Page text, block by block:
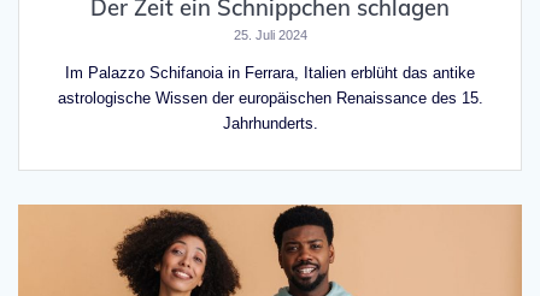
Der Zeit ein Schnippchen schlagen
25. Juli 2024
Im Palazzo Schifanoia in Ferrara, Italien erblüht das antike
astrologische Wissen der europäischen Renaissance des 15.
Jahrhunderts.